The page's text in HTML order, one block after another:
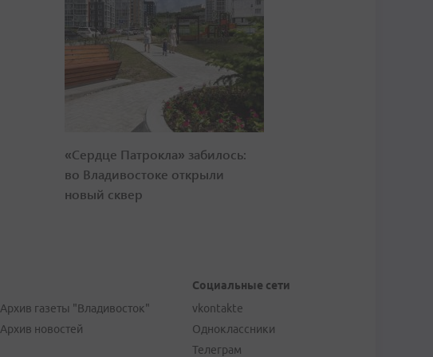
«Сердце Патрокла» забилось:
во Владивостоке открыли
новый сквер
Архив газеты "Владивосток"
Архив новостей
Социальные сети
vkontakte
Одноклассники
Телеграм